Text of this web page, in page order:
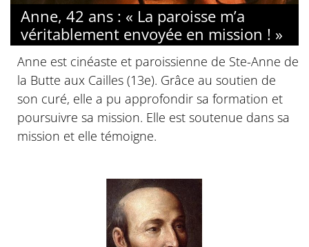
Anne, 42 ans : « La paroisse m’a
véritablement envoyée en mission ! »
Anne est cinéaste et paroissienne de Ste-Anne de
la Butte aux Cailles (13e). Grâce au soutien de
son curé, elle a pu approfondir sa formation et
poursuivre sa mission. Elle est soutenue dans sa
mission et elle témoigne.